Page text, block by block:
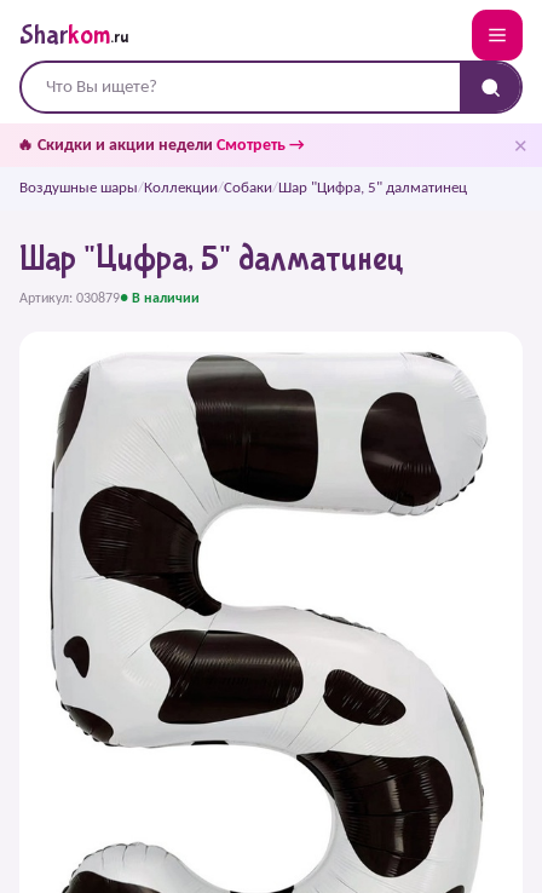
Sharkom.ru
🔥 Скидки и акции недели Смотреть → ✕
Воздушные шары/Коллекции/Собаки/Шар "Цифра, 5" далматинец
Шар "Цифра, 5" далматинец
Артикул: 030879● В наличии